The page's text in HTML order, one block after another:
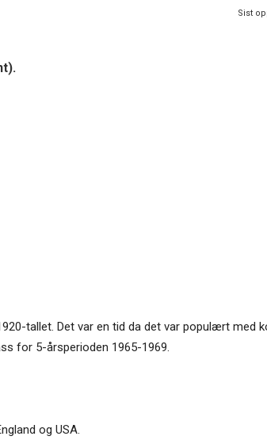
Sist
tallet. Det var en tid da det var populært med
for 5-årsperioden 1965-1969.
og USA.